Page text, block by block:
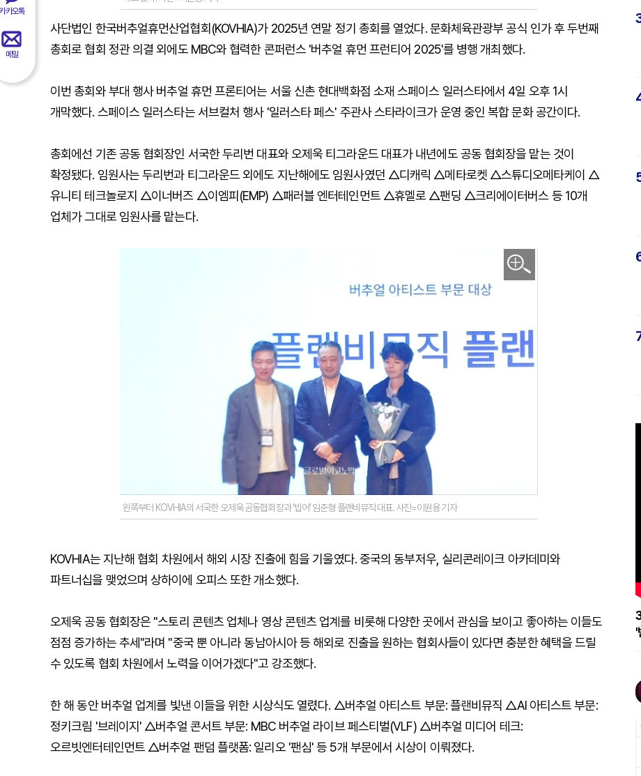
카오톡
메일
사단법인 한국버추얼휴먼산업협회(KOVHIA)가 2025년 연말 정기 총회를 열었다. 문화체육관광부 공식 인가 후 두번째
총회로 협회 정관 의결 외에도 MBC와 협력한 콘퍼런스 '버추얼 휴먼 프런티어 2025'를 병행 개최했다.
이번 총회와 부대 행사 버추얼 휴먼 프론티어는 서울 신촌 현대백화점 소재 스페이스 일러스타에서 4일 오후 1시
개막했다. 스페이스 일러스타는 서브컬처 행사 '일러스타 페스' 주관사 스타라이크가 운영 중인 복합 문화 공간이다.
총회에선 기존 공동 협회장인 서국한 두리번 대표와 오제욱 티그라운드 대표가 내년에도 공동 협회장을 맡는 것이
확정됐다. 임원사는 두리번과 티그라운드 외에도 지난해에도 임원사였던 △디캐릭 △메타로켓 △스튜디오메타케이 △
유니티 테크놀로지 △이너버즈 △이엠피(EMP) △패러블 엔터테인먼트 △휴멜로 △팬딩 △크리에이터버스 등 10개
업체가 그대로 임원사를 맡는다.
왼쪽부터 KOVHIA의 서국한·오제욱 공동협회장과 '빕어' 임준형 플랜비뮤직 대표. 사진=이원용 기자
KOVHIA는 지난해 협회 차원에서 해외 시장 진출에 힘을 기울였다. 중국의 동부저우, 실리콘레이크 아카데미와
파트너십을 맺었으며 상하이에 오피스 또한 개소했다.
오제욱 공동 협회장은 "스토리 콘텐츠 업체나 영상 콘텐츠 업계를 비롯해 다양한 곳에서 관심을 보이고 좋아하는 이들도
점점 증가하는 추세"라며 "중국 뿐 아니라 동남아시아 등 해외로 진출을 원하는 협회사들이 있다면 충분한 혜택을 드릴
수 있도록 협회 차원에서 노력을 이어가겠다"고 강조했다.
한 해 동안 버추얼 업계를 빛낸 이들을 위한 시상식도 열렸다. △버추얼 아티스트 부문: 플랜비뮤직 △AI 아티스트 부문:
정키크림 '브레이지' △버추얼 콘서트 부문: MBC 버추얼 라이브 페스티벌(VLF) △버추얼 미디어 테크:
오르빗엔터테인먼트 △버추얼 팬덤 플랫폼: 일리오 '팬심' 등 5개 부문에서 시상이 이뤄졌다.
'